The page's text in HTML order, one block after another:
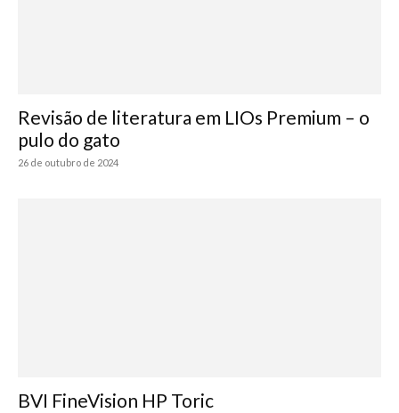
Revisão de literatura em LIOs Premium – o
pulo do gato
26 de outubro de 2024
BVI FineVision HP Toric